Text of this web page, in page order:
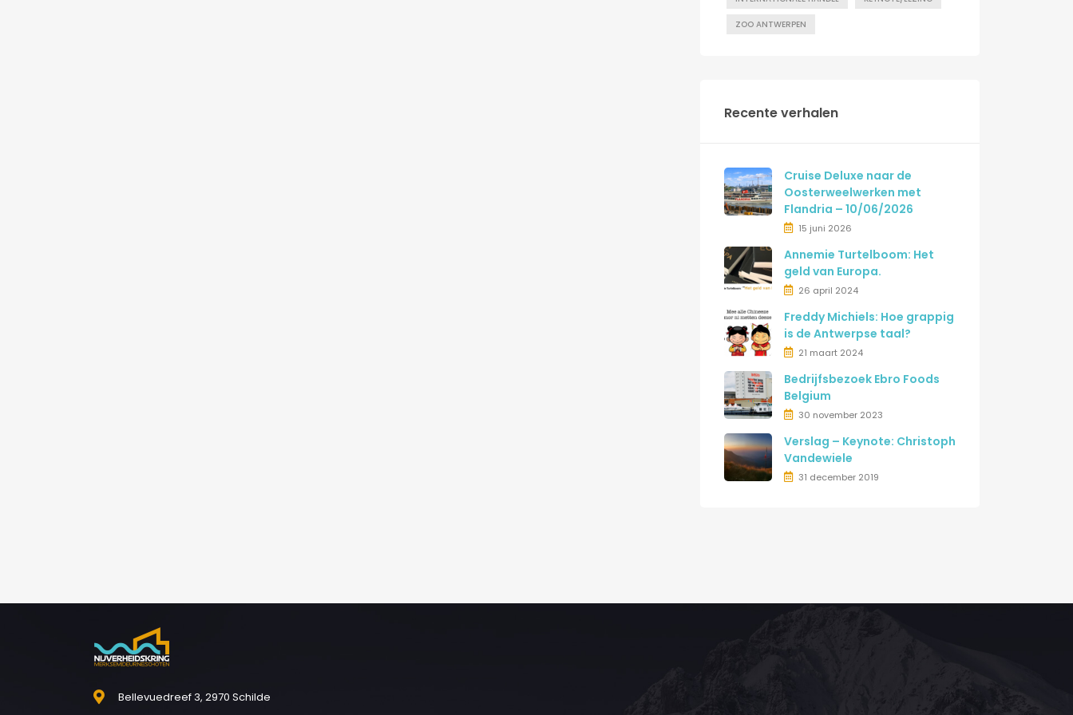
ZOO ANTWERPEN
Recente verhalen
Cruise Deluxe naar de
Oosterweelwerken met
Flandria – 10/06/2026
15 juni 2026
Annemie Turtelboom: Het
geld van Europa.
26 april 2024
Freddy Michiels: Hoe grappig
is de Antwerpse taal?
21 maart 2024
Bedrijfsbezoek Ebro Foods
Belgium
30 november 2023
Verslag – Keynote: Christoph
Vandewiele
31 december 2019
Bellevuedreef 3, 2970 Schilde